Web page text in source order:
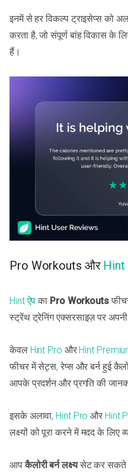
इनमें से हर विकल्प ट्राइसेप्स को
करता है, जो संपूर्ण बांह विकास के
हैं।
Pro Workouts और Hint
Hint ऐप का Pro Workouts
स्ट्रेंथ ट्रेनिंग एक्सरसाइज़ पर
केवल Hint Pro और Hint
फीचर में सेट्स, रेप्स और बर्न हुई
आपके प्रदर्शन और प्रगति की
इसके अलावा, Hint Pro और Hint
लक्ष्यों को पूरा करने में मदद के लिए
आपकैलोरी बर्न लक्ष्यसेट कर सकते